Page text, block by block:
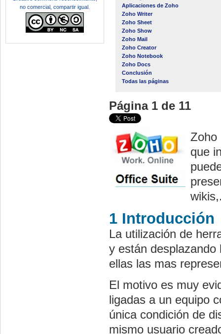
Aplicaciones de Zoho
Zoho Writer
Zoho Sheet
Zoho Show
Zoho Mail
Zoho Creator
Zoho Notebook
Zoho Docs
Conclusión
Todas las páginas
Página 1 de 11
Zoho
que
1 Introducción
La utilización de
y están
ellas las mas
El motivo es muy
ligadas a un equipo
única condición de
mismo usuario
no comercial, compartir igual